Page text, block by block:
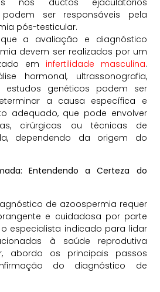
ser responsáveis pela
pós-testicular.
a avaliação e diagnóstico
devem ser realizados por um
em infertilidade masculina.
hormonal, ultrassonografia,
estudos genéticos podem ser
a causa específica e
adequado, que pode envolver
cirúrgicas ou técnicas de
dependendo da origem do
Entendendo a Certeza do
de azoospermia requer
e cuidadosa por parte
especialista indicado para lidar
à saúde reprodutiva
abordo os principais passos
do diagnóstico de